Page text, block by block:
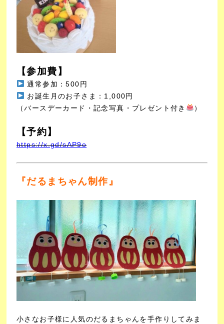
【参加費】
通常参加：500円
お誕生月のお子さま：1,000円
（バースデーカード・記念写真・プレゼント付き ）
【予約】
https://x.gd/sAP9o
『だるまちゃん制作』
小さなお子様に人気のだるまちゃんを手作りしてみま